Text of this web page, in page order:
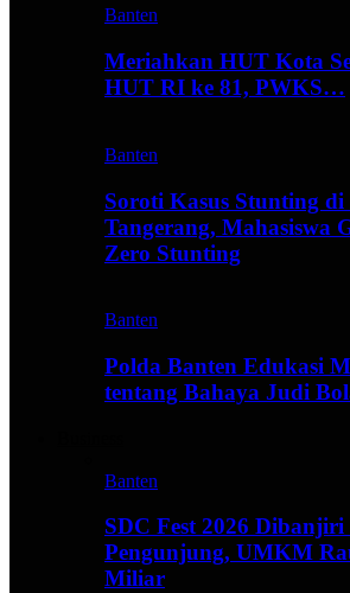
Banten
Meriahkan HUT Kota
HUT RI ke 81, PWKS…
Banten
Soroti Kasus Stunting
Tangerang, Mahasiswa
Zero Stunting
Banten
Polda Banten Edukasi
tentang Bahaya Judi
Banten
SDC Fest 2026 Dibanjiri
Pengunjung, UMKM
Miliar